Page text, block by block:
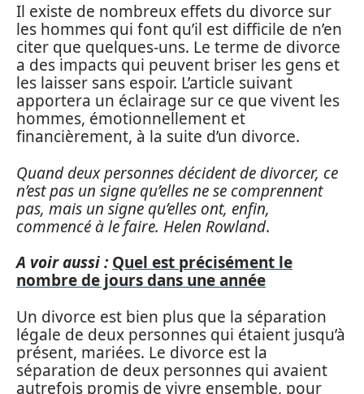
Il existe de nombreux effets du divorce sur
les hommes qui font qu’il est difficile de n’en
citer que quelques-uns. Le terme de divorce
a des impacts qui peuvent briser les gens et
les laisser sans espoir. L’article suivant
apportera un éclairage sur ce que vivent les
hommes, émotionnellement et
financièrement, à la suite d’un divorce.
Quand deux personnes décident de divorcer, ce
n’est pas un signe qu’elles ne se comprennent
pas, mais un signe qu’elles ont, enfin,
commencé à le faire. Helen Rowland.
A voir aussi : Quel est précisément le
nombre de jours dans une année
Un divorce est bien plus que la séparation
légale de deux personnes qui étaient jusqu’à
présent, mariées. Le divorce est la
séparation de deux personnes qui avaient
autrefois promis de vivre ensemble, pour